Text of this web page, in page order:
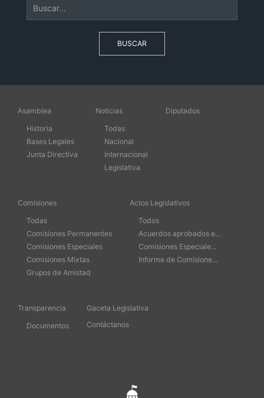
BUSCAR
Asamblea
Historia
Bases Legales
Junta Directiva
Noticias
Todas
Nacional
Internacional
Legislativa
Diputados
Comisiones
Todas
Comisiones Permanentes
Comisiones Especiales
Comisiones Mixtas
Grupos de Amistad
Actos Legislativos
Todos
Acuerdos aprobados e...
Comisiones Especiale...
Informe de Comisione...
Transparencia
Documentos
Gaceta Legislativa
Contáctanos